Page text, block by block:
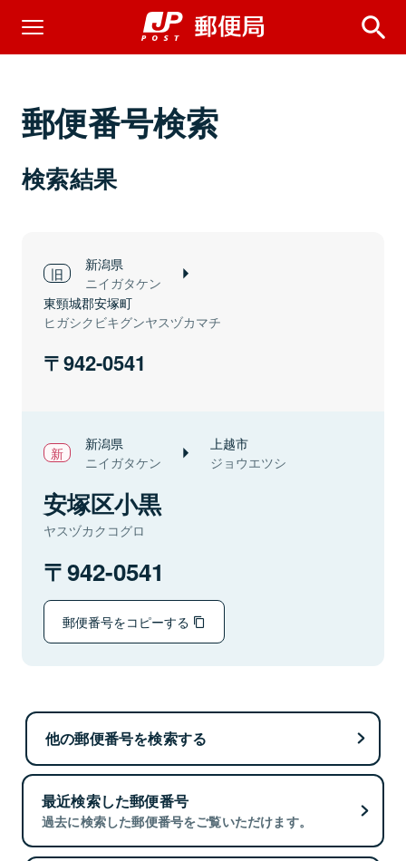
郵便番号検索
検索結果
新潟県
ニイガタケン
東頸城郡安塚町
ヒガシクビキグンヤスヅカマチ
942-0541
新潟県
ニイガタケン
上越市
ジョウエツシ
安塚区小黒
ヤスヅカクコグロ
942-0541
郵便番号をコピーする
他の郵便番号を検索する
最近検索した郵便番号
過去に検索した郵便番号をご覧いただけます。